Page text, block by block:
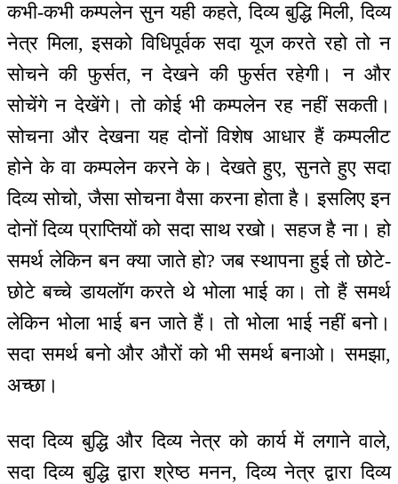
कभी-कभी कम्पलेन सुन यही कहते, दिव्य बुद्धि मिली, दिव्य
नेत्र मिला, इसको विधिपूर्वक सदा यूज करते रहो तो न
सोचने की फुर्सत, न देखने की फुर्सत रहेगी। न और
सोचेंगे न देखेंगे। तो कोई भी कम्पलेन रह नहीं सकती।
सोचना और देखना यह दोनों विशेष आधार हैं कम्पलीट
होने के वा कम्पलेन करने के। देखते हुए, सुनते हुए सदा
दिव्य सोचो, जैसा सोचना वैसा करना होता है। इसलिए इन
दोनों दिव्य प्राप्तियों को सदा साथ रखो। सहज है ना। हो
समर्थ लेकिन बन क्या जाते हो? जब स्थापना हुई तो छोटे-
छोटे बच्चे डायलॉग करते थे भोला भाई का। तो हैं समर्थ
लेकिन भोला भाई बन जाते हैं। तो भोला भाई नहीं बनो।
सदा समर्थ बनो और औरों को भी समर्थ बनाओ। समझा,
अच्छा।
सदा दिव्य बुद्धि और दिव्य नेत्र को कार्य में लगाने वाले,
सदा दिव्य बुद्धि द्वारा श्रेष्ठ मनन, दिव्य नेत्र द्वारा दिव्य